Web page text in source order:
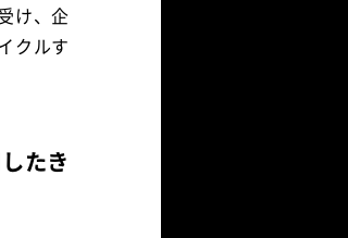
け、企
クルす
たき